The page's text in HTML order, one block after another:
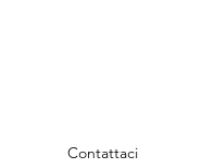
Contattaci